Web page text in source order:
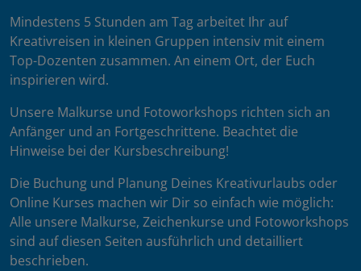
Mindestens 5 Stunden am Tag arbeitet Ihr auf
Kreativreisen in kleinen Gruppen intensiv mit einem
Top-Dozenten zusammen. An einem Ort, der Euch
inspirieren wird.
Unsere Malkurse und Fotoworkshops richten sich an
Anfänger und an Fortgeschrittene. Beachtet die
Hinweise bei der Kursbeschreibung!
Die Buchung und Planung Deines Kreativurlaubs oder
Online Kurses machen wir Dir so einfach wie möglich:
Alle unsere Malkurse, Zeichenkurse und Fotoworkshops
sind auf diesen Seiten ausführlich und detailliert
beschrieben.